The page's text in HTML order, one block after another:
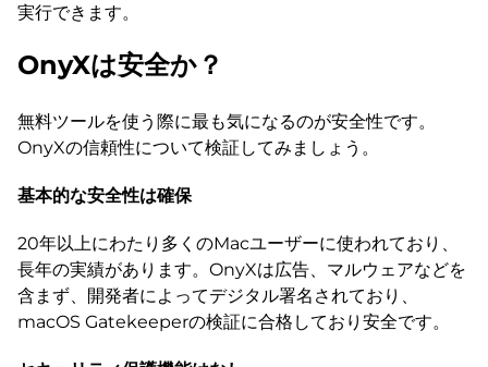
実行できます。
OnyXは安全か？
無料ツールを使う際に最も気になるのが安全性です。
OnyXの信頼性について検証してみましょう。
基本的な安全性は確保
20年以上にわたり多くのMacユーザーに使われており、
長年の実績があります。OnyXは広告、マルウェアなどを
含まず、開発者によってデジタル署名されており、
macOS Gatekeeperの検証に合格しており安全です。